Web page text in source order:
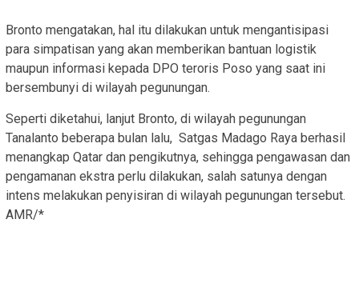
Bronto mengatakan, hal itu dilakukan untuk mengantisipasi
para simpatisan yang akan memberikan bantuan logistik
maupun informasi kepada DPO teroris Poso yang saat ini
bersembunyi di wilayah pegunungan.
Seperti diketahui, lanjut Bronto, di wilayah pegunungan
Tanalanto beberapa bulan lalu, Satgas Madago Raya berhasil
menangkap Qatar dan pengikutnya, sehingga pengawasan dan
pengamanan ekstra perlu dilakukan, salah satunya dengan
intens melakukan penyisiran di wilayah pegunungan tersebut.
AMR/*